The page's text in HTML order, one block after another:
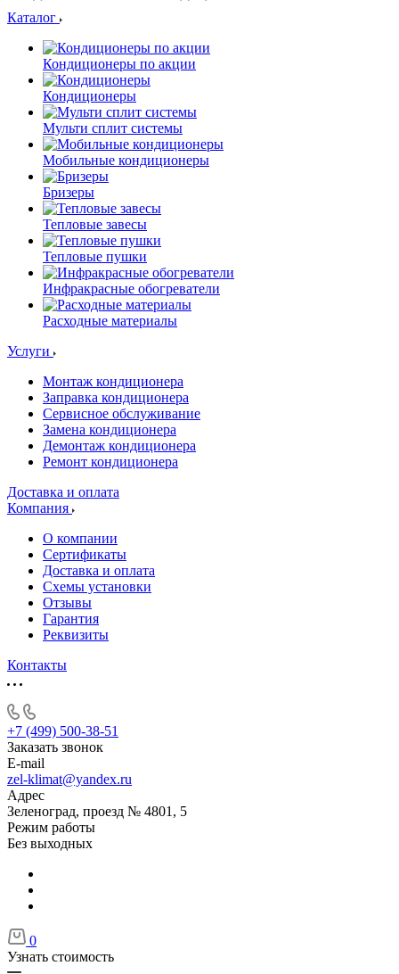
Каталог
Кондиционеры по акции
Кондиционеры
Мульти сплит системы
Мобильные кондиционеры
Бризеры
Тепловые завесы
Тепловые пушки
Инфракрасные обогреватели
Расходные материалы
Услуги
Монтаж кондиционера
Заправка кондиционера
Сервисное обслуживание
Замена кондиционера
Демонтаж кондиционера
Ремонт кондиционера
Доставка и оплата
Компания
О компании
Сертификаты
Доставка и оплата
Схемы установки
Отзывы
Гарантия
Реквизиты
Контакты
+7 (499) 500-38-51
Заказать звонок
E-mail
zel-klimat@yandex.ru
Адрес
Зеленоград, проезд № 4801, 5
Режим работы
Без выходных
0
Узнать стоимость